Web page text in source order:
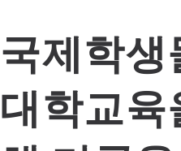
국제학생
대학교육